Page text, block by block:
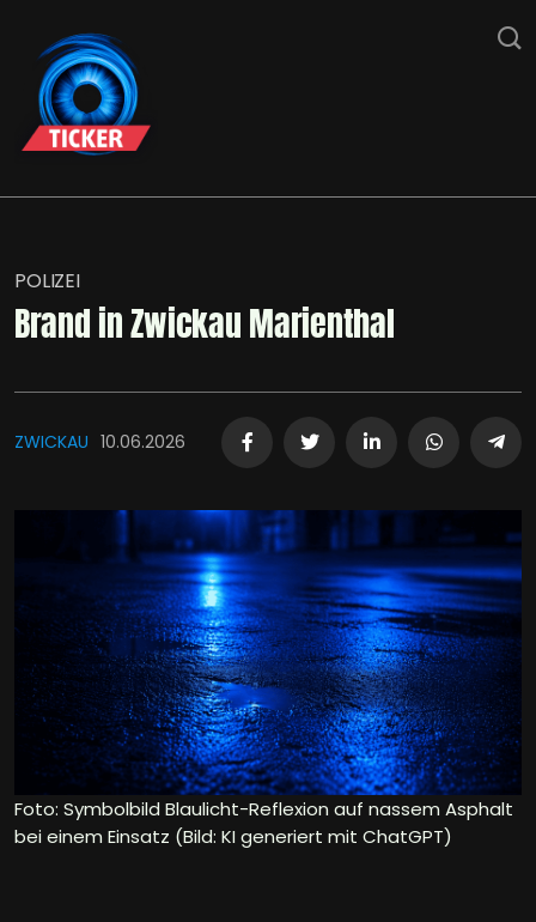
POLIZEI
Brand in Zwickau Marienthal
ZWICKAU 10.06.2026
Foto: Symbolbild Blaulicht-Reflexion auf nassem Asphalt
bei einem Einsatz (Bild: KI generiert mit ChatGPT)